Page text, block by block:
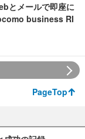
とメールで即座に
business RI
PageTop